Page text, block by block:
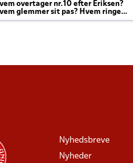
overtager nr.10 efter Eriksen?
glemmer sit pas? Hvem ringer
altid til efter kampe?
Nyhedsbreve
Nyheder